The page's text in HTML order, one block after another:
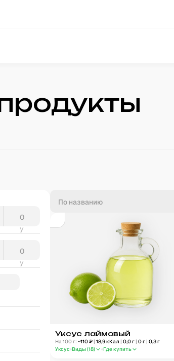
У
У
Уксус лаймовый
На 100 г: ~110₽ | 18,9кКал | 0,0г | 0г | 0,3г
Уксус Виды (18) Где купить